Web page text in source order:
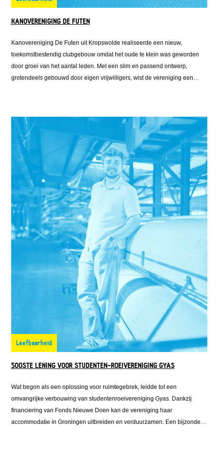
KANOVERENIGING DE FUTEN
Kanovereniging De Futen uit Kropswolde realiseerde een nieuw,
toekomstbestendig clubgebouw omdat het oude te klein was geworden
door groei van het aantal leden. Met een slim en passend ontwerp,
grotendeels gebouwd door eigen vrijwilligers, wist de vereniging een
Futen niet alleen bij aan sport, maar ook aan sociale verbinding en
leefbaarheid in de regio.
Leefbaarheid
500STE LENING VOOR STUDENTEN-ROEIVERENIGING GYAS
Wat begon als een oplossing voor ruimtegebrek, leidde tot een
omvangrijke verbouwing van studentenroeivereniging Gyas. Dankzij
financiering van Fonds Nieuwe Doen kan de vereniging haar
accommodatie in Groningen uitbreiden en verduurzamen. Een bijzondere